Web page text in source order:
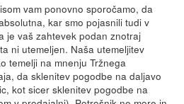
vam ponovno sporočamo, da
kar smo pojasnili tudi v
je vaš zahtevek podan znotraj
ni utemeljen. Naša utemeljitev
temelji na mnenju Tržnega
da sklenitev pogodbe na daljavo
kot sicer sklenitev pogodbe na